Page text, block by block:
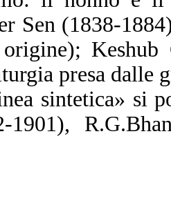
Sen (1838-
Keshub
presa dalle
sintetica» si
1901),